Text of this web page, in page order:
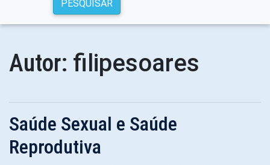
PESQUISAR
Autor: filipesoares
Saúde Sexual e Saúde
Reprodutiva